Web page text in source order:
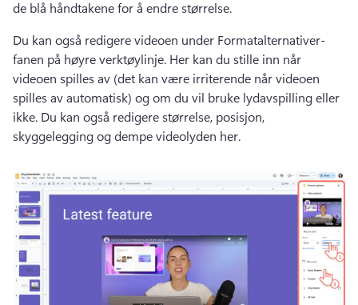
de blå håndtakene for å endre størrelse.
Du kan også redigere videoen under Formatalternativer-
fanen på høyre verktøylinje. Her kan du stille inn når
videoen spilles av (det kan være irriterende når videoen
spilles av automatisk) og om du vil bruke lydavspilling eller
ikke. Du kan også redigere størrelse, posisjon,
skyggelegging og dempe videolyden her.